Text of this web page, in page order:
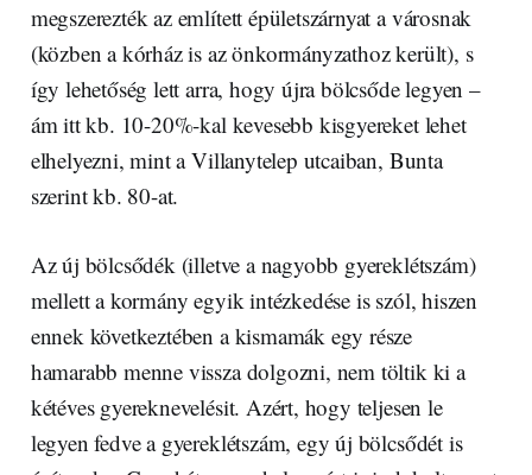
megszerezték az említett épületszárnyat a városnak
(közben a kórház is az önkormányzathoz került), s
így lehetőség lett arra, hogy újra bölcsőde legyen –
ám itt kb. 10-20%-kal kevesebb kisgyereket lehet
elhelyezni, mint a Villanytelep utcaiban, Bunta
szerint kb. 80-at.
Az új bölcsődék (illetve a nagyobb gyereklétszám)
mellett a kormány egyik intézkedése is szól, hiszen
ennek következtében a kismamák egy része
hamarabb menne vissza dolgozni, nem töltik ki a
kétéves gyereknevelésit. Azért, hogy teljesen le
legyen fedve a gyereklétszám, egy új bölcsődét is